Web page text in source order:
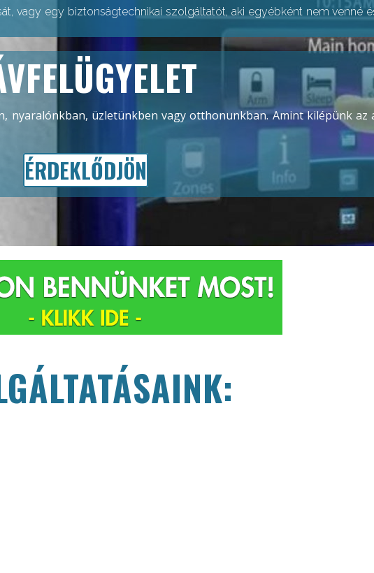
vagy egy biztonságtechnikai szolgáltatót, aki egyébként nem venné
nyaralónkban, üzletünkben vagy otthonunkban. Amint kilépünk az
ÉRDEKLŐDJÖN